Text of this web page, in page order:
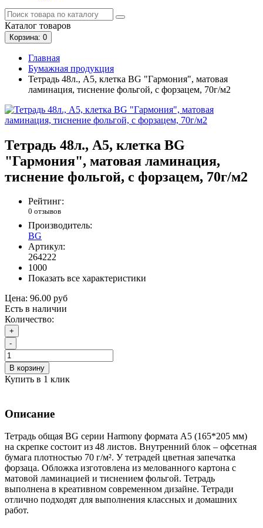
Каталог товаров
Корзина: 0
Главная
Бумажная продукция
Тетрадь 48л., А5, клетка BG "Гармония", матовая
ламинация, тиснение фольгой, с форзацем, 70г/м2
Тетрадь 48л., А5, клетка BG
"Гармония", матовая ламинация,
тиснение фольгой, с форзацем, 70г/м2
Рейтинг:
0 отзывов
Производитель:
BG
Артикул:
264222
1000
Показать все характеристики
Цена: 96.00 руб
Есть в наличии
Количество:
+
-
В корзину
Купить в 1 клик
Описание
Тетрадь общая BG серии Harmony формата А5 (165*205 мм)
на скрепке состоит из 48 листов. Внутренний блок – офсетная
бумага плотностью 70 г/м². У тетрадей цветная запечатка
форзаца. Обложка изготовлена из мелованного картона с
матовой ламинацией и тиснением фольгой. Тетрадь
выполнена в креативном современном дизайне. Тетради
отлично подходят для выполнения классных и домашних
работ.